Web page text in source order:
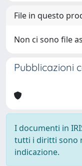
File in questo
Non ci sono file
Pubblicazioni
I documenti in
tutti i diritti sono
indicazione.